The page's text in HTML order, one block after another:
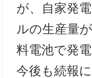
が、自家発
ルの生産量
料電池で発
今後も続報